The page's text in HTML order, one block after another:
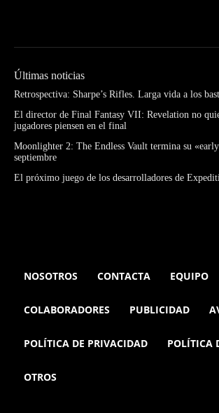
Últimas noticias
Retrospectiva: Sharpe’s Rifles. Larga vida a los
El director de Final Fantasy VII: Revelation no
jugadores piensen en el final
Moonlighter 2: The Endless Vault termina su «early
septiembre
El próximo juego de los desarrolladores de
NOSOTROS CONTACTA EQUIPO
COLABORADORES PUBLICIDAD
POLÍTICA DE PRIVACIDAD POLÍTICA
OTROS